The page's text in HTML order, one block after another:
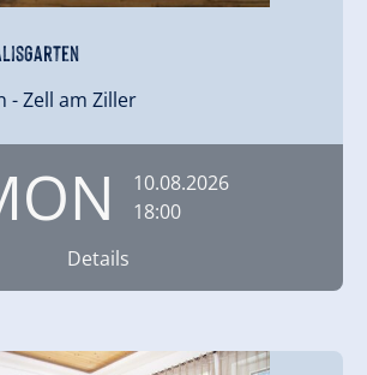
- Zell am Ziller
10.08.2026
18:00
Details